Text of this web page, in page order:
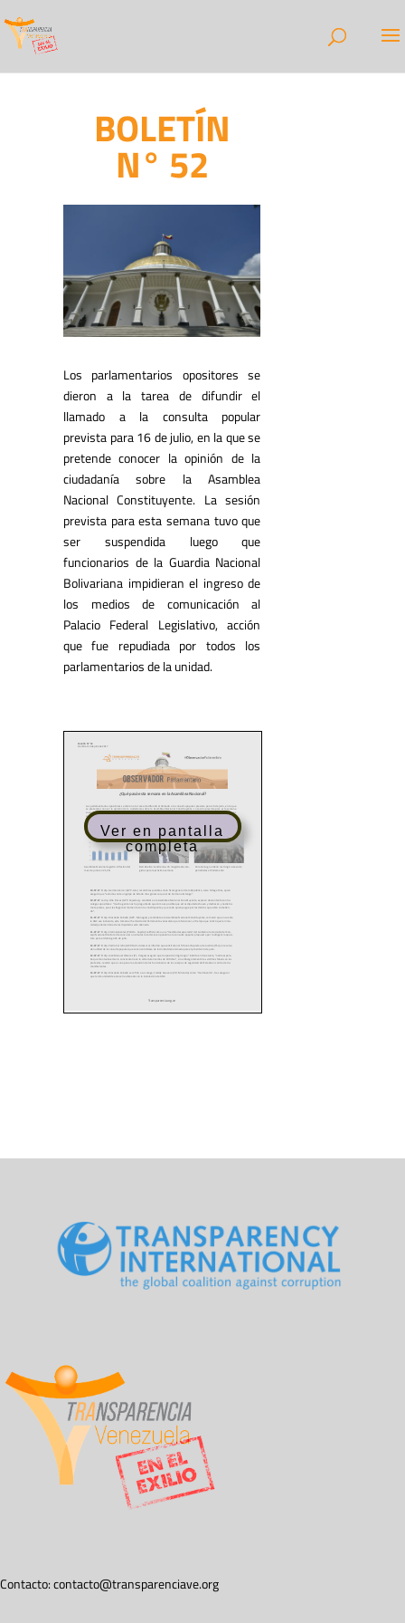
BOLETÍN
N° 52
Los parlamentarios opositores se
dieron a la tarea de difundir el
llamado a la consulta popular
prevista para 16 de julio, en la que se
pretende conocer la opinión de la
ciudadanía sobre la Asamblea
Nacional Constituyente. La sesión
prevista para esta semana tuvo que
ser suspendida luego que
funcionarios de la Guardia Nacional
Bolivariana impidieran el ingreso de
los medios de comunicación al
Palacio Federal Legislativo, acción
que fue repudiada por todos los
parlamentarios de la unidad.
Ver en pantalla
completa
Contacto:contacto@transparenciave.org